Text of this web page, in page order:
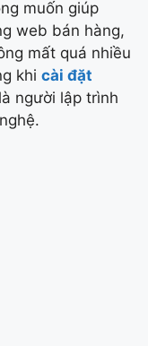
muốn giúp
web bán hàng,
mất quá nhiều
khi cài đặt
người lập trình